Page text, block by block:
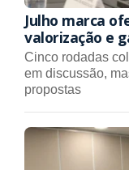
Julho marca
valorização e
Cinco rodadas
em discussão,
propostas